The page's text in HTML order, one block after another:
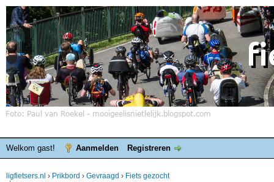
Welkom gast! Aanmelden Registreren
ligfietsers.nl › Prikbord › Gevraagd › Fiets gezocht